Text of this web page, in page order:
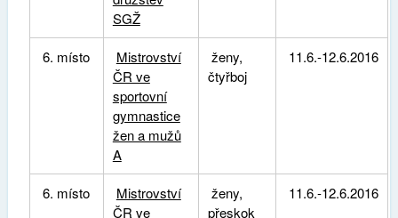
SGŽ
6. místo
Mistrovství
ČR ve
sportovní
gymnastice
žen a mužů
A
ženy,
čtyřboj
11.6.-12.6.2016
6. místo
Mistrovství
ČR ve
ženy,
přeskok
11.6.-12.6.2016